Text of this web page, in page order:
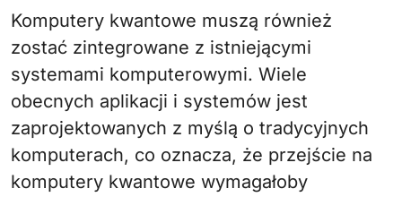
Komputery kwantowe muszą również
zostać zintegrowane z istniejącymi
systemami komputerowymi. Wiele
obecnych aplikacji i systemów jest
zaprojektowanych z myślą o tradycyjnych
komputerach, co oznacza, że przejście na
komputery kwantowe wymagałoby